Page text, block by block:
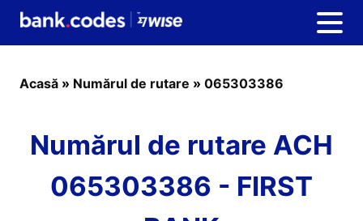
Acasă » Numărul de rutare » 065303386
Numărul de rutare ACH
065303386 - FIRST